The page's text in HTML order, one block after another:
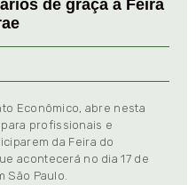
de graça à Feira
Econômico, abre nesta
profissionais e
da Feira do
acontecerá no dia 17 de
São Paulo.